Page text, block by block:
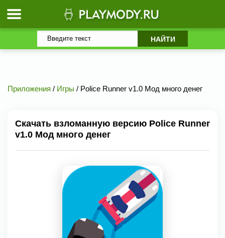
Приложения / Игры / Police Runner v1.0 Мод много денег
Скачать взломанную версию Police Runner
v1.0 Мод много денег